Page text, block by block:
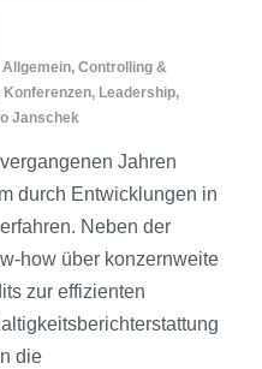
Allgemein, Controlling &
Konferenzen, Leadership,
Janschek
Jahren
durch Entwicklungen in
Neben der
how über konzernweite
zur effizienten
die